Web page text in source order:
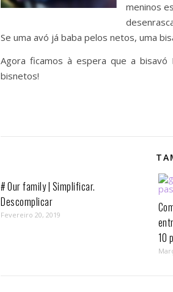
meninos
Se uma avó já baba pelos netos, uma
Agora ficamos à espera que a
bisnetos!
# Our family | Simplificar.
Descomplicar
Fevereiro 20, 2019
10